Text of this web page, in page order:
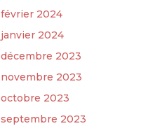
février 2024
janvier 2024
décembre 2023
novembre 2023
octobre 2023
septembre 2023